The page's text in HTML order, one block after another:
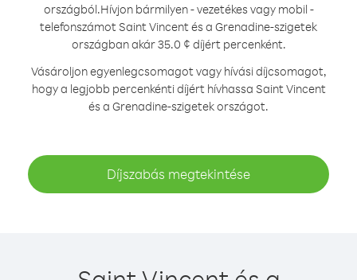
országból.Hívjon bármilyen - vezetékes vagy mobil -
telefonszámot Saint Vincent és a Grenadine-szigetek
országban akár 35.0 ¢ díjért percenként.
Vásároljon egyenlegcsomagot vagy hívási díjcsomagot,
hogy a legjobb percenkénti díjért hívhassa Saint Vincent
és a Grenadine-szigetek országot.
Díjszabás megtekintése